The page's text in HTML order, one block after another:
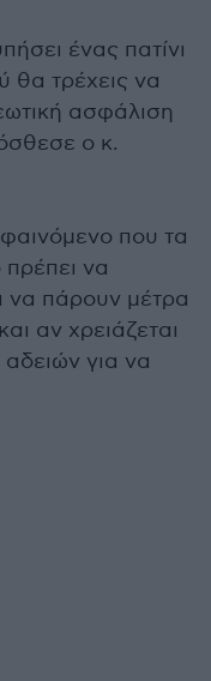
ένας πατίνι
θα τρέχεις να
ασφάλιση
ο κ.
φαινόμενο που τα
να
να πάρουν μέτρα
αν χρειάζεται
για να